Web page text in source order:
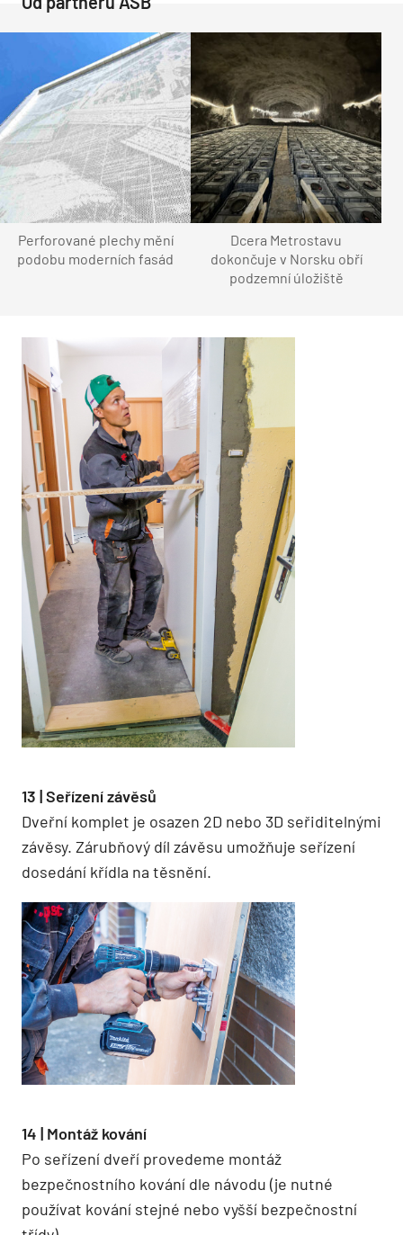
Perforované plechy mění
podobu moderních fasád
Dcera Metrostavu
dokončuje v Norsku obří
podzemní úložiště
13 | Seřízení závěsů
Dveřní komplet je osazen 2D nebo 3D seřiditelnými
závěsy. Zárubňový díl závěsu umožňuje seřízení
dosedání křídla na těsnění.
14 | Montáž kování
Po seřízení dveří provedeme montáž
bezpečnostního kování dle návodu (je nutné
používat kování stejné nebo vyšší bezpečnostní